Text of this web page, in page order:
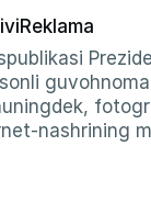
Reklama
nashrining